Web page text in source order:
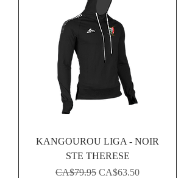
KANGOUROU LIGA - NOIR
STE THERESE
Regular Price
CA$79.95 Sale Price
CA$63.50